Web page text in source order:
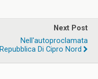
Next Post
Nell'autoproclamata
Repubblica Di Cipro Nord